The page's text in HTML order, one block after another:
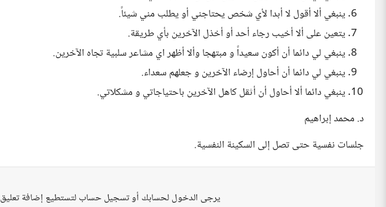
ينبغي ألا أقول لا أبدا لأي شخص يحتاجني أو يطلب مني شيئاً.
يتعين على ألا أخيب رجاء أحد أو أخذل الآخرين بأي طريقة.
ينبغي لي دائما أن أكون سعيداً و مبتهجا وألا أظهر اي مشاعر سلبية تجاه الآخرين.
ينبغي لي دائما أن أحاول إرضاء الآخرين و جعلهم سعداء.
ينبغي دائما ألا أحاول أن أثقل كاهل الآخرين باحتياجاتي و مشكلاتي.
د. محمد إبراهيم
جلسات نفسية حتى تصل إلى السكينة النفسية.
يرجى الدخول لحسابك أو تسجيل حساب لتستطيع إضافة تعليق